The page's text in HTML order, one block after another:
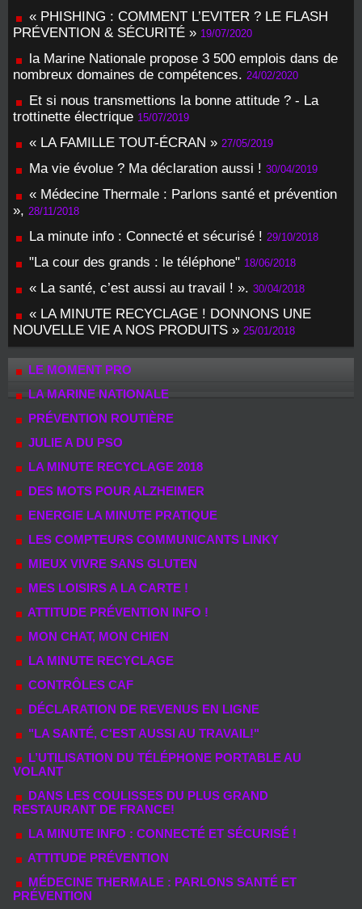
« PHISHING : COMMENT L’EVITER ? LE FLASH
PRÉVENTION & SÉCURITÉ » 19/07/2020
la Marine Nationale propose 3 500 emplois dans de
nombreux domaines de compétences. 24/02/2020
Et si nous transmettions la bonne attitude ? - La
trottinette électrique 15/07/2019
« LA FAMILLE TOUT-ÉCRAN » 27/05/2019
Ma vie évolue ? Ma déclaration aussi ! 30/04/2019
« Médecine Thermale : Parlons santé et prévention
», 28/11/2018
La minute info : Connecté et sécurisé ! 29/10/2018
"La cour des grands : le téléphone" 18/06/2018
« La santé, c’est aussi au travail ! ». 30/04/2018
« LA MINUTE RECYCLAGE ! DONNONS UNE
NOUVELLE VIE A NOS PRODUITS » 25/01/2018
LE MOMENT PRO
LA MARINE NATIONALE
PRÉVENTION ROUTIÈRE
JULIE A DU PSO
LA MINUTE RECYCLAGE 2018
DES MOTS POUR ALZHEIMER
ENERGIE LA MINUTE PRATIQUE
LES COMPTEURS COMMUNICANTS LINKY
MIEUX VIVRE SANS GLUTEN
MES LOISIRS A LA CARTE !
ATTITUDE PRÉVENTION INFO !
MON CHAT, MON CHIEN
LA MINUTE RECYCLAGE
CONTRÔLES CAF
DÉCLARATION DE REVENUS EN LIGNE
"LA SANTÉ, C'EST AUSSI AU TRAVAIL!"
L’UTILISATION DU TÉLÉPHONE PORTABLE AU
VOLANT
DANS LES COULISSES DU PLUS GRAND
RESTAURANT DE FRANCE!
LA MINUTE INFO : CONNECTÉ ET SÉCURISÉ !
ATTITUDE PRÉVENTION
MÉDECINE THERMALE : PARLONS SANTÉ ET
PRÉVENTION